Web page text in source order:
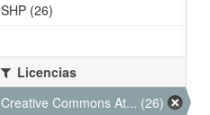
SHP (26)
Licencias
Creative Commons At... (26)